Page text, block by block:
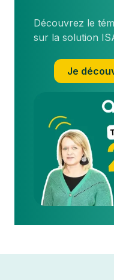
Découvrez le
sur la solution
Je